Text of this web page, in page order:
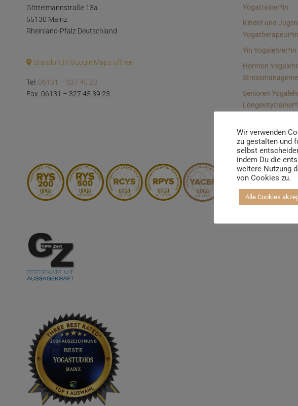
Göttelmannstraße 13a
55130 Mainz
Rheinland-Pfalz Deutschland
Standort in Google Maps öffnen
Tel: 06131 – 327 45 23
Fax: 06131 – 327 45 39 23
Yogatrainer*in
Kinder und
Yin
Hormon
Senioren
Yoga
Yoga
Wir verwenden
zu gestalten und
selbst
indem Du die
weitere Nutzung
von Cookies zu.
Alle Cookies